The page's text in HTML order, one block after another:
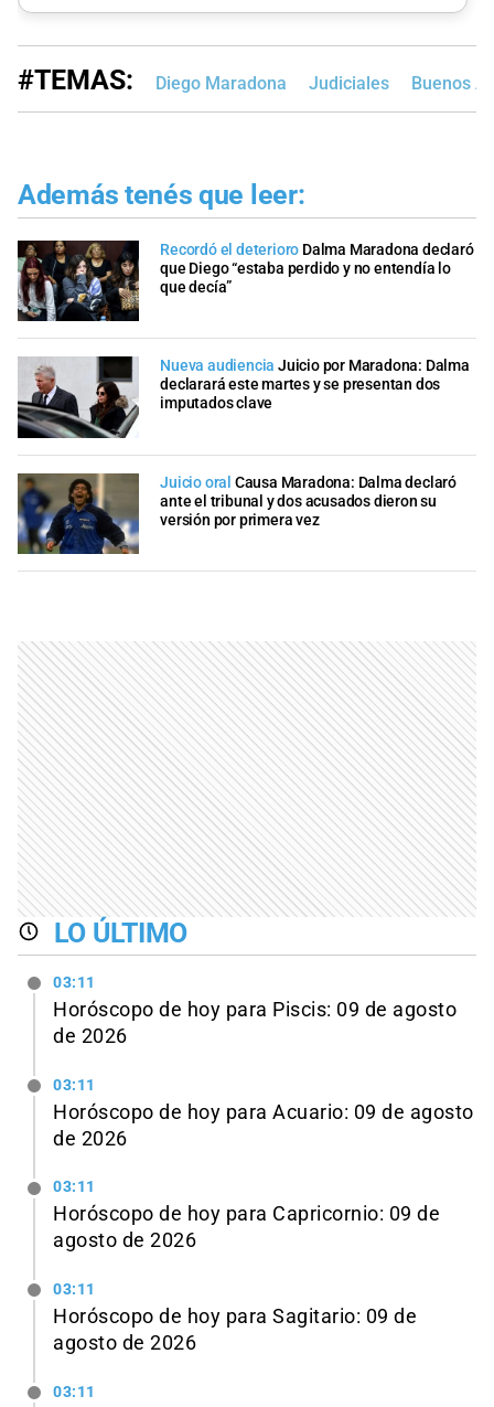
#TEMAS: Diego Maradona Judiciales Buenos
Además tenés que leer:
Recordó el deterioro Dalma Maradona declaró
que Diego “estaba perdido y no entendía lo
que decía”
Nueva audiencia Juicio por Maradona: Dalma
declarará este martes y se presentan dos
imputados clave
Juicio oral Causa Maradona: Dalma declaró
ante el tribunal y dos acusados dieron su
versión por primera vez
LO ÚLTIMO
03:11
Horóscopo de hoy para Piscis: 09 de agosto
de 2026
03:11
Horóscopo de hoy para Acuario: 09 de agosto
de 2026
03:11
Horóscopo de hoy para Capricornio: 09 de
agosto de 2026
03:11
Horóscopo de hoy para Sagitario: 09 de
agosto de 2026
03:11